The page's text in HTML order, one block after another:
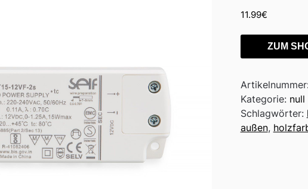
11.99€
ZUM
Kategorie: null
Schlagwörter:
außen,